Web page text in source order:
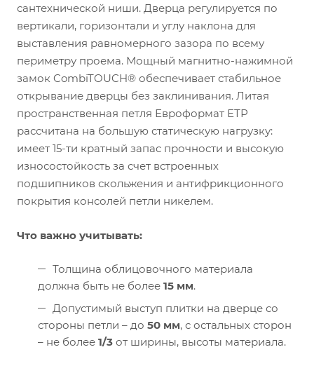
сантехнической ниши. Дверца регулируется по
вертикали, горизонтали и углу наклона для
выставления равномерного зазора по всему
периметру проема. Мощный магнитно-нажимной
замок CombiTOUCH® обеспечивает стабильное
открывание дверцы без заклинивания. Литая
пространственная петля Евроформат ЕТР
рассчитана на большую статическую нагрузку:
имеет 15-ти кратный запас прочности и высокую
износостойкость за счет встроенных
подшипников скольжения и антифрикционного
покрытия консолей петли никелем.
Что важно учитывать:
Толщина облицовочного материала
должна быть не более 15 мм.
Допустимый выступ плитки на дверце со
стороны петли – до 50 мм, с остальных сторон
– не более 1/3 от ширины, высоты материала.